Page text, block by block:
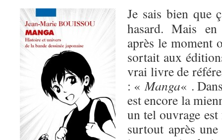
Je sais bien que
hasard. Mais
après le moment
sortait aux
vrai livre de
: «Manga« .
est encore la
un tel ouvrage
surtout après